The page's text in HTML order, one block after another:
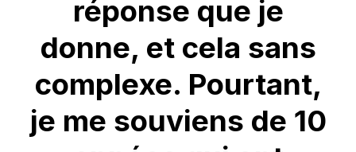
réponse que je
donne, et cela sans
complexe. Pourtant,
je me souviens de 10